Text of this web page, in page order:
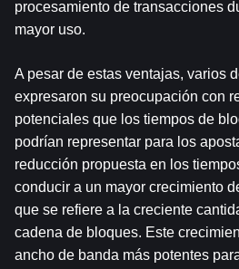
procesamiento de transacciones
mayor uso.
A pesar de estas ventajas, varios
expresaron su preocupación con
potenciales que los tiempos de
podrían representar para los
reducción propuesta en los
conducir a un mayor crecimiento
que se refiere a la creciente
cadena de bloques. Este
ancho de banda más potentes